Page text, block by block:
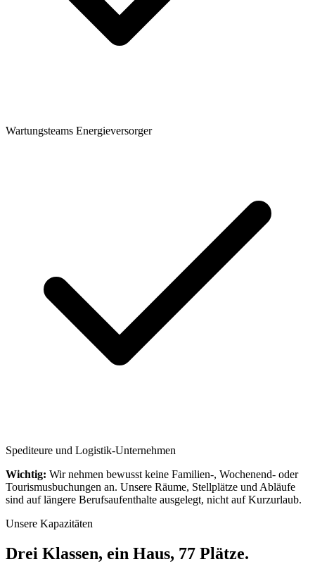
Wartungsteams Energieversorger
Spediteure und Logistik-Unternehmen
Wichtig: Wir nehmen bewusst keine Familien-, Wochenend- oder
Tourismusbuchungen an. Unsere Räume, Stellplätze und Abläufe
sind auf längere Berufsaufenthalte ausgelegt, nicht auf Kurzurlaub.
Unsere Kapazitäten
Drei Klassen, ein Haus, 77 Plätze.